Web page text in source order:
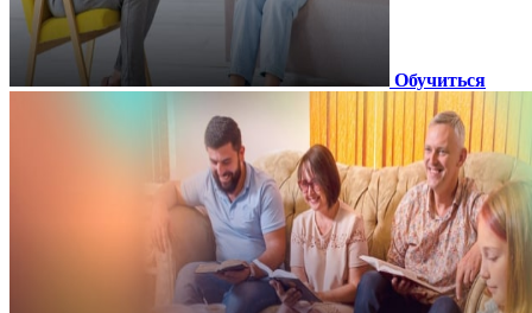
Обучиться